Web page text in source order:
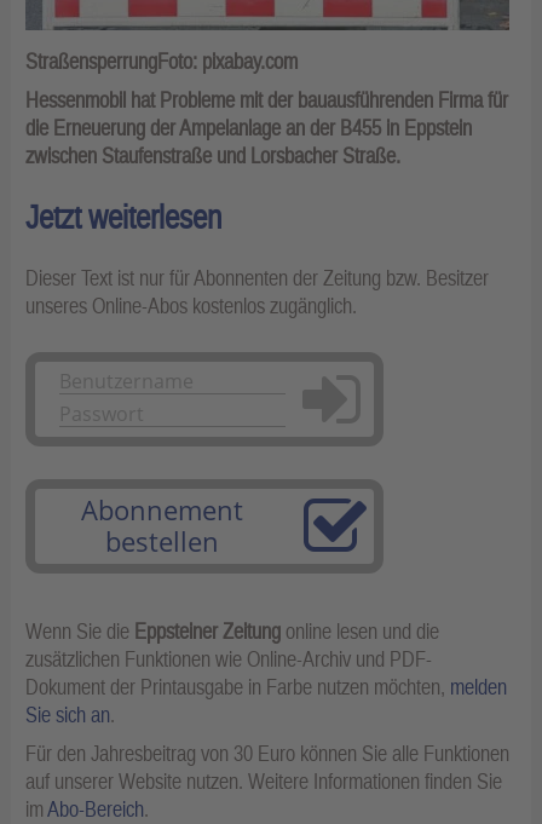
StraßensperrungFoto: pixabay.com
Hessenmobil hat Probleme mit der bauausführenden Firma für
die Erneuerung der Ampelanlage an der B455 in Eppstein
zwischen Staufenstraße und Lorsbacher Straße.
Jetzt weiterlesen
Dieser Text ist nur für Abonnenten der Zeitung bzw. Besitzer
unseres Online-Abos kostenlos zugänglich.
Anmelden
Abonnement
bestellen
Wenn Sie die Eppsteiner Zeitung online lesen und die
zusätzlichen Funktionen wie Online-Archiv und PDF-
Dokument der Printausgabe in Farbe nutzen möchten, melden
Sie sich an.
Für den Jahresbeitrag von 30 Euro können Sie alle Funktionen
auf unserer Website nutzen. Weitere Informationen finden Sie
imAbo-Bereich.